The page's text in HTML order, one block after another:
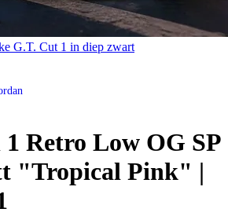
G.T. Cut 1 in diep zwart
1 Retro Low OG SP
"Tropical Pink" |